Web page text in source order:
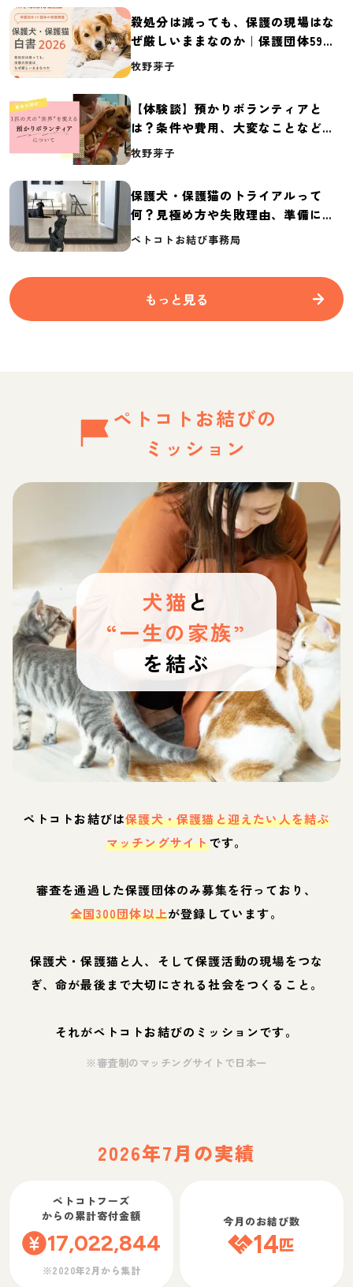
殺処分は減っても、保護の現場はな
ぜ厳しいままなのか｜保護団体59団
体の実態調査【保護犬・保護猫白書
牧野芽子
【体験談】預かりボランティアと
は？条件や費用、大変なことなど紹
介
牧野芽子
保護犬・保護猫のトライアルって
何？見極め方や失敗理由、準備に必
要なものを紹介
ペトコトお結び事務局
もっと見る
ペトコトお結びの
ミッション
犬猫 と
“一生の家族”
を結ぶ
ペトコトお結びは保護犬・保護猫と迎えたい人を結ぶ
マッチングサイトです。
審査を通過した保護団体のみ募集を行っており、
全国300団体以上が登録しています。
保護犬・保護猫と人、そして保護活動の現場をつな
ぎ、命が最後まで大切にされる社会をつくること。
それがペトコトお結びのミッションです。
※審査制のマッチングサイトで日本一
2026年7月の実績
ペトコトフーズ
からの累計寄付金額
17,022,844
※2020年2月から集計
今月のお結び数
14匹